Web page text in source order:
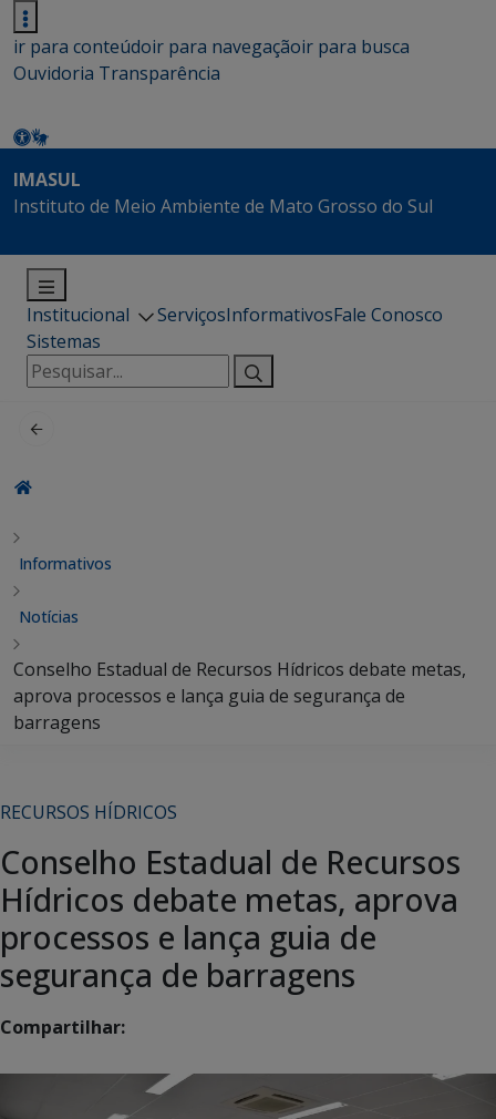
ir para conteúdoir para navegaçãoir para busca
Ouvidoria Transparência
IMASUL
Instituto de Meio Ambiente de Mato Grosso do Sul
Institucional ServiçosInformativosFale Conosco
Sistemas
Pesquisar
por:
Informativos
Notícias
Conselho Estadual de Recursos Hídricos debate metas,
aprova processos e lança guia de segurança de
barragens
RECURSOS HÍDRICOS
Conselho Estadual de Recursos
Hídricos debate metas, aprova
processos e lança guia de
segurança de barragens
Compartilhar: